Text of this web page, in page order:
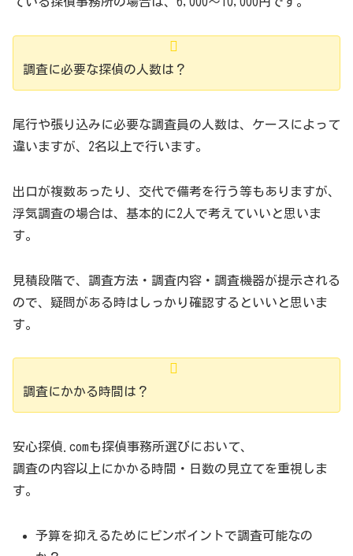
調査に必要な探偵の人数は？
尾行や張り込みに必要な調査員の人数は、ケースによって
違いますが、2名以上で行います。
出口が複数あったり、交代で備考を行う等もありますが、
浮気調査の場合は、基本的に2人で考えていいと思いま
す。
見積段階で、調査方法・調査内容・調査機器が提示される
ので、疑問がある時はしっかり確認するといいと思いま
す。
調査にかかる時間は？
安心探偵.comも探偵事務所選びにおいて、
調査の内容以上にかかる時間・日数の見立てを重視しま
す。
予算を抑えるためにピンポイントで調査可能なの